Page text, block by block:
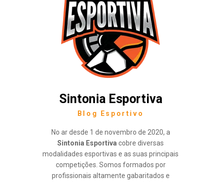
Sintonia Esportiva
Blog Esportivo
No ar desde 1 de novembro de 2020, a
Sintonia Esportiva cobre diversas
modalidades esportivas e as suas principais
competições. Somos formados por
profissionais altamente gabaritados e